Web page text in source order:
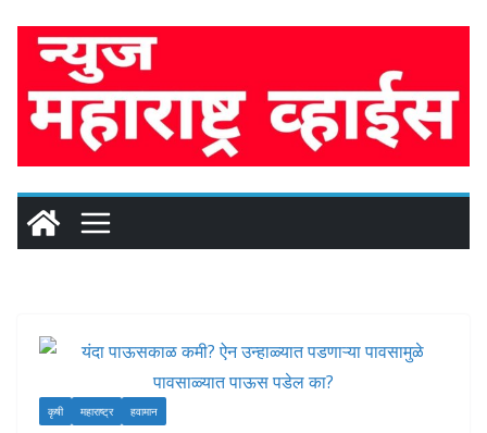
कृषी महाराष्ट्र हवामान